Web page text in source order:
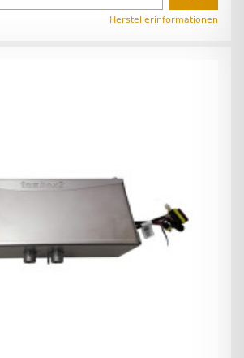
Herstellerinformationen